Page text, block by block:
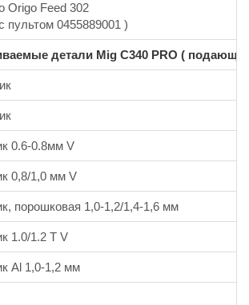
Origo Feed 302
пультом 0455889001 )
детали Mig C340 PRO (
0.6-0.8мм V
0,8/1,0 мм V
порошковая 1,0-1,2/1,4-1,6 мм
1.0/1.2 T V
Al 1,0-1,2 мм